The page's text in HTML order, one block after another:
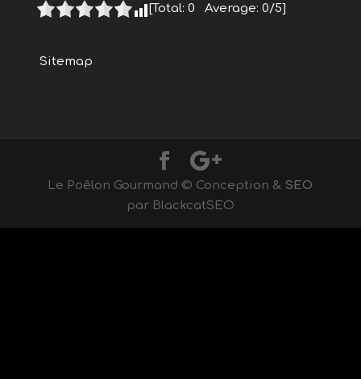
[Total: 0 Average: 0/5]
Sitemap
Le Poêlon Gourmand © Conception & SEO
par BlackcatSEO